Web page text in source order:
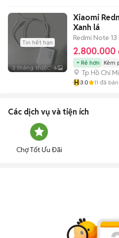
Tin hết hạn
3 tháng trước 6
Xiaomi
Xanh lá
Redmi Note 13
2.800.000
Rẻ hơn Kèm
Tp Hồ Chí
H3.0 11 đã bán
Các dịch vụ và tiện ích
Chợ Tốt Ưu Đãi